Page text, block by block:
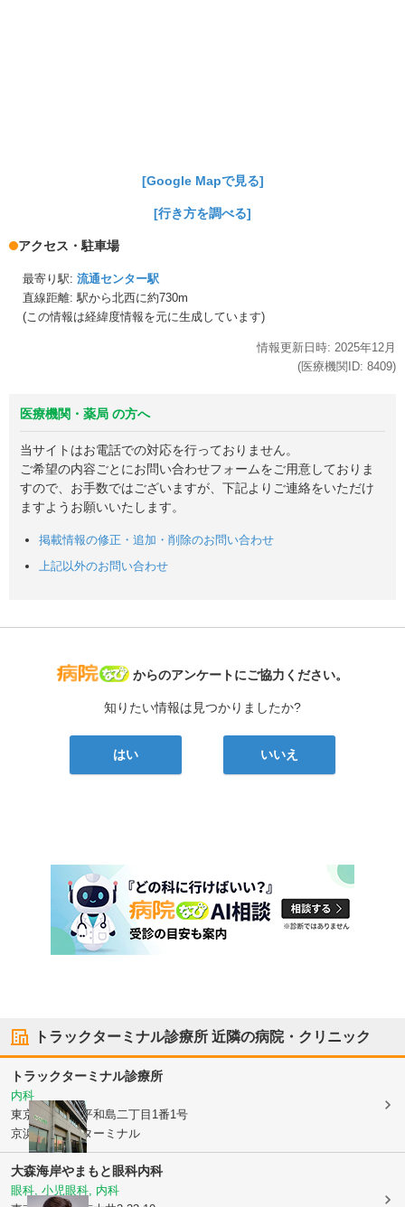
[Google Mapで見る]
[行き方を調べる]
アクセス・駐車場
最寄り駅: 流通センター駅
直線距離: 駅から北西に約730m
(この情報は経緯度情報を元に生成しています)
情報更新日時: 2025年12月
(医療機関ID: 8409)
医療機関・薬局 の方へ
当サイトはお電話での対応を行っておりません。
ご希望の内容ごとにお問い合わせフォームをご用意しておりま
すので、お手数ではございますが、下記よりご連絡をいただけ
ますようお願いいたします。
掲載情報の修正・追加・削除のお問い合わせ
上記以外のお問い合わせ
病院なび
からのアンケートにご協力ください。
知りたい情報は見つかりましたか?
はい いいえ
トラックターミナル診療所 近隣の病院・クリニック
トラックターミナル診療所
内科
東京都大田区平和島二丁目1番1号
京浜トラックターミナル
大森海岸やまもと眼科内科
眼科, 小児眼科, 内科